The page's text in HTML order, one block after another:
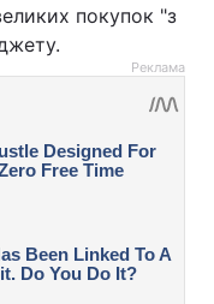
покупок "з
Реклама